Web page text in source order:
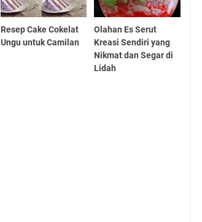
Resep Cake Cokelat
Ungu untuk Camilan
Olahan Es Serut
Kreasi Sendiri yang
Nikmat dan Segar di
Lidah